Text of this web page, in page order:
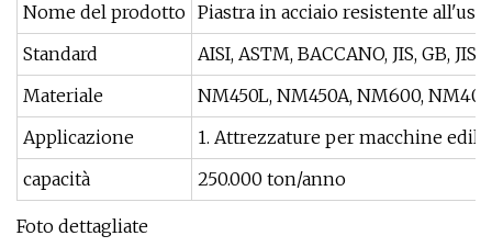
Nome del prodotto Piastra in acciaio resistente
Standard
AISI, ASTM, BACCANO, JIS, GB, JIS,
Materiale
NM450L, NM450A, NM600,
Applicazione
1. Attrezzature per macchine
capacità
250.000 ton/anno
Foto dettagliate